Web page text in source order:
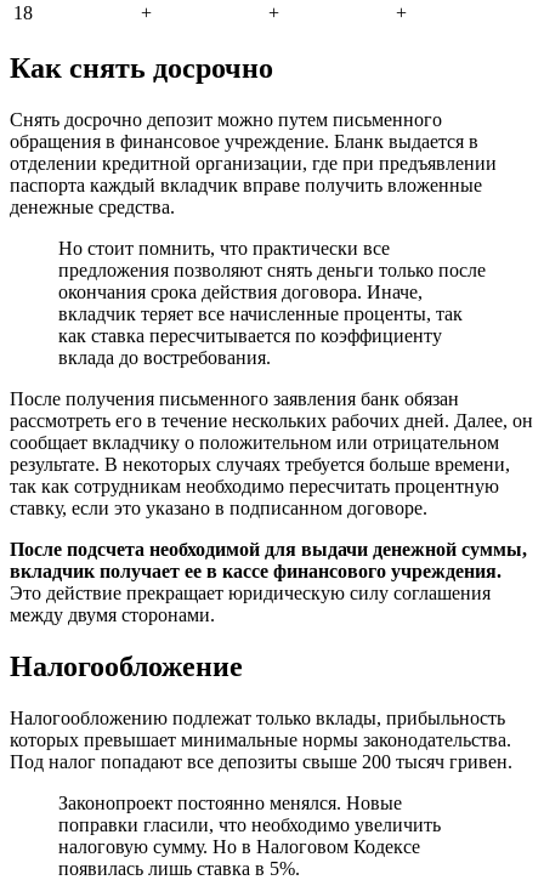
18
+ + +
Как снять досрочно
Снять досрочно депозит можно путем письменного
обращения в финансовое учреждение. Бланк выдается в
отделении кредитной организации, где при предъявлении
паспорта каждый вкладчик вправе получить вложенные
денежные средства.
Но стоит помнить, что практически все
предложения позволяют снять деньги только после
окончания срока действия договора. Иначе,
вкладчик теряет все начисленные проценты, так
как ставка пересчитывается по коэффициенту
вклада до востребования.
После получения письменного заявления банк обязан
рассмотреть его в течение нескольких рабочих дней. Далее, он
сообщает вкладчику о положительном или отрицательном
результате. В некоторых случаях требуется больше времени,
так как сотрудникам необходимо пересчитать процентную
ставку, если это указано в подписанном договоре.
После подсчета необходимой для выдачи денежной суммы,
вкладчик получает ее в кассе финансового учреждения.
Это действие прекращает юридическую силу соглашения
между двумя сторонами.
Налогообложение
Налогообложению подлежат только вклады, прибыльность
которых превышает минимальные нормы законодательства.
Под налог попадают все депозиты свыше 200 тысяч гривен.
Законопроект постоянно менялся. Новые
поправки гласили, что необходимо увеличить
налоговую сумму. Но в Налоговом Кодексе
появилась лишь ставка в 5%.